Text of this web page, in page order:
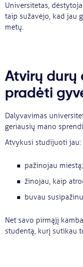
Universitetas,
taip sužavėjo, kad jau
metų.
Atvirų
pradėti
Dalyvavimas
geriausių mano
Atvykusi studijuoti jau:
pažinojau miestą;
žinojau, kaip
buvau
Net savo pirmąjį
studentą, kurį sutikau